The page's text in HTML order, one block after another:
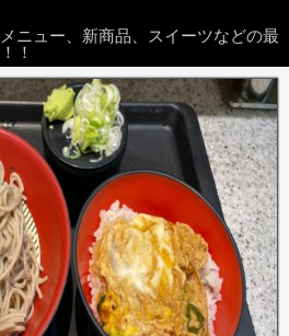
ニュー、新商品、スイーツなどの最
！